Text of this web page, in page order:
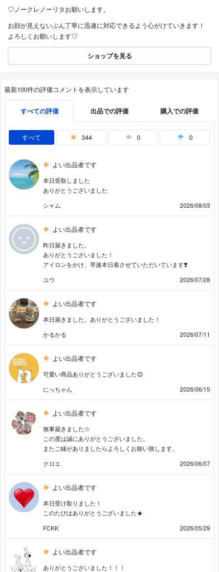
♡ノークレノーリタお願いします。
お顔が見えないぶん丁寧に迅速に対応できるよう心がけていきます！
よろしくお願いします♡
ショップを見る
最新100件の評価コメントを表示しています
すべての評価 出品での評価 購入での評価
すべて 344 0 0
よい出品者です
本日受取しました
ありがとうございました
シャム
2026/08/03
よい出品者です
昨日届きました。
ありがとうございました！
アイロンをかけ、早速本日着させていただいています❣️
ユウ
2026/07/28
よい出品者です
本日届きました。ありがとうございました！
かるかる
2026/07/11
よい出品者です
可愛い商品ありがとうございました😊
にっちゃん
2026/06/15
よい出品者です
無事届きました☆
この度は誠にありがとうございました。
またご縁がありましたらよろしくお願い致します。
クロエ
2026/06/07
よい出品者です
本日受け取りました！
このたびはありがとうございました‪★
FCKK
2026/05/29
よい出品者です
ありがとうございました！！！